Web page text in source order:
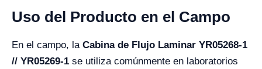
Uso del Producto en el Campo
En el campo, la Cabina de Flujo Laminar YR05268-1
// YR05269-1 se utiliza comúnmente en laboratorios